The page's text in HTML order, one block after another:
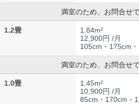
満室のため、お問合せ
1.2畳
1.84m²
12,900円 /月
105cm・175cm
満室のため、お問合せ
1.0畳
1.45m²
10,900円 /月
85cm・170cm・